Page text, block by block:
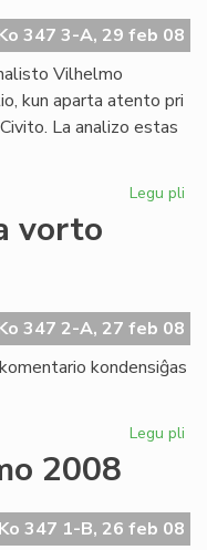
347 3-A, 29 feb 08
Vilhelmo
kun aparta atento pri
La analizo estas
Legu pli
vorto
347 2-A, 27 feb 08
kondensiĝas
Legu pli
2008
347 1-B, 26 feb 08